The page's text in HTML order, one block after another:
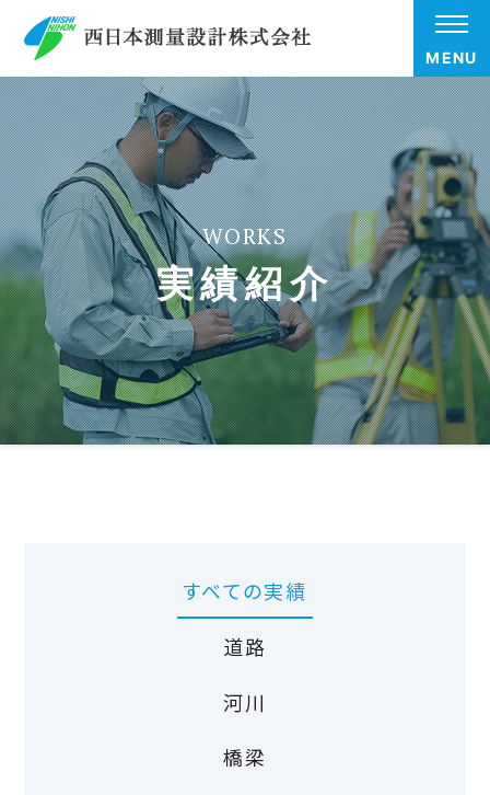
MENU
実績紹介
WORKS
すべての実績
道路
河川
橋梁